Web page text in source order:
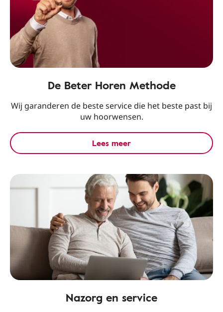
De Beter Horen Methode
Wij garanderen de beste service die het beste past bij
uw hoorwensen.
Lees meer
Nazorg en service